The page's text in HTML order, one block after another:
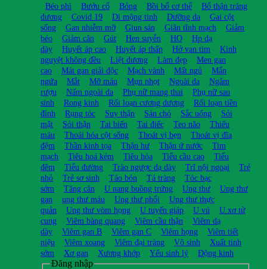
Béo phì Bướu cổ Bỏng Bồi bổ cơ thể
Bổ thận tráng
dương
Covid 19 Di mộng tinh Dưỡng da
Gai cột
sống
Gan nhiễm mỡ Giun sán Giãn tĩnh mạch
Giảm
béo
Giảm cân Gút Hen suyễn HO
Hp dạ
dày
Huyết áp cao Huyết áp thấp Hở van tim
Kinh
nguyệt không đều
Liệt dương Làm đẹp
Men gan
cao
Mát gan giải độc Mạch vành Mất ngủ
Mẩn
ngứa
Mắt Mỡ máu Mụn nhọt Ngoài da
Ngâm
rượu
Nấm ngoài da Phụ nữ mang thai
Phụ nữ sau
sinh
Rong kinh Rối loạn cương dương
Rối loạn tiền
đình
Rụng tóc Suy thận Sán chó Sắc uống
Sỏi
mật
Sỏi thận Tai biến Tai điếc Teo não
Thiếu
máu
Thoái hóa cột sống Thoát vị bẹn
Thoát vị đĩa
đệm
Thần kinh tọa Thận hư Thận ứ nước
Tim
mạch
Tiêu hoá kém Tiêu hóa Tiểu cầu cao
Tiểu
đêm
Tiểu đường Trào ngược dạ dày Trĩ nội ngoại
Trẻ
nhỏ
Trẻ sơ sinh Táo bón Tá tràng
Tóc bạc
sớm
Tăng cân U nang buồng trứng Ung thư
Ung thư
gan
ung thư máu Ung thư phổi
Ung thư thực
quản
Ung thư vòm họng U tuyến giáp U vú
U xơ tử
cung
Viêm bàng quang Viêm cầu thận
Viêm dạ
dày
Viêm gan B Viêm gan C Viêm họng
Viêm tiết
niệu
Viêm xoang Viêm đại tràng Vô sinh
Xuất tinh
sớm
Xơ gan Xương khớp Yếu sinh lý Động kinh
Đăng nhập